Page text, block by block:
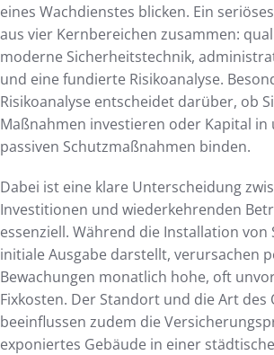
eines Wachdienstes blicken. Ein
aus vier Kernbereichen zusammen:
moderne Sicherheitstechnik,
und eine fundierte Risikoanalyse.
Risikoanalyse entscheidet darüber, ob
Maßnahmen investieren oder Kapital in
passiven Schutzmaßnahmen binden.
Dabei ist eine klare Unterscheidung
Investitionen und wiederkehrenden
essenziell. Während die Installation von
initiale Ausgabe darstellt, verursachen
Bewachungen monatlich hohe, oft
Fixkosten. Der Standort und die Art des
beeinflussen zudem die
exponiertes Gebäude in einer